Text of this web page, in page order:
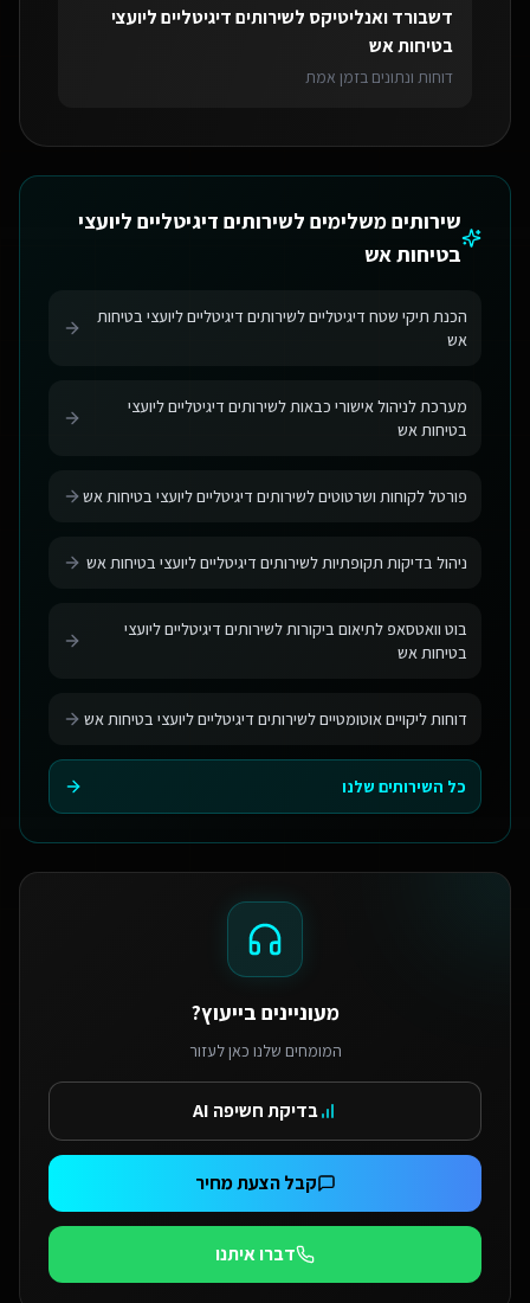
דשבורד ואנליטיקס לשירותים דיגיטליים ליועצי
בטיחות אש
דוחות ונתונים בזמן אמת
שירותים משלימים לשירותים דיגיטליים ליועצי
בטיחות אש
הכנת תיקי שטח דיגיטליים לשירותים דיגיטליים ליועצי בטיחות
אש
מערכת לניהול אישורי כבאות לשירותים דיגיטליים ליועצי
בטיחות אש
פורטל לקוחות ושרטוטים לשירותים דיגיטליים ליועצי בטיחות אש
ניהול בדיקות תקופתיות לשירותים דיגיטליים ליועצי בטיחות אש
בוט וואטסאפ לתיאום ביקורות לשירותים דיגיטליים ליועצי
בטיחות אש
דוחות ליקויים אוטומטיים לשירותים דיגיטליים ליועצי בטיחות אש
כל השירותים שלנו
מעוניינים בייעוץ?
המומחים שלנו כאן לעזור
בדיקת חשיפה AI
קבל הצעת מחיר
דברו איתנו